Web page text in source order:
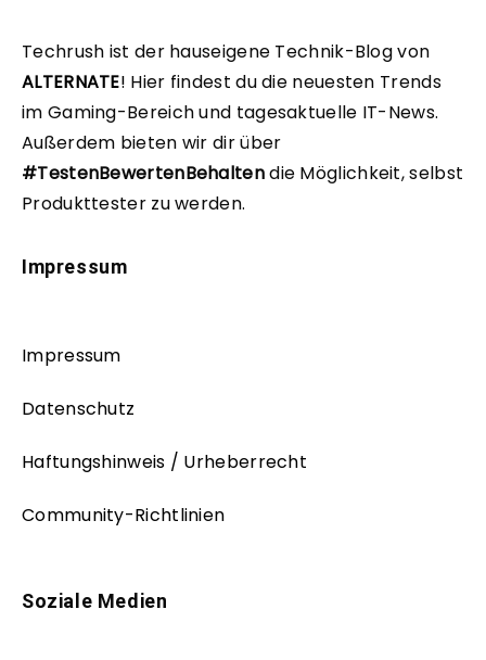
Techrush ist der hauseigene Technik-Blog von
ALTERNATE! Hier findest du die neuesten Trends
im Gaming-Bereich und tagesaktuelle IT-News.
Außerdem bieten wir dir über
#TestenBewertenBehaltendie Möglichkeit, selbst
Produkttester zu werden.
Impressum
Impressum
Datenschutz
Haftungshinweis / Urheberrecht
Community-Richtlinien
Soziale Medien